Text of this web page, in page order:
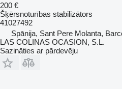
200 €
Šķērsnoturības stabilizātors
41027492
Spānija, Sant Pere Molanta,
LAS COLINAS OCASION, S.L.
Sazināties ar pārdevēju